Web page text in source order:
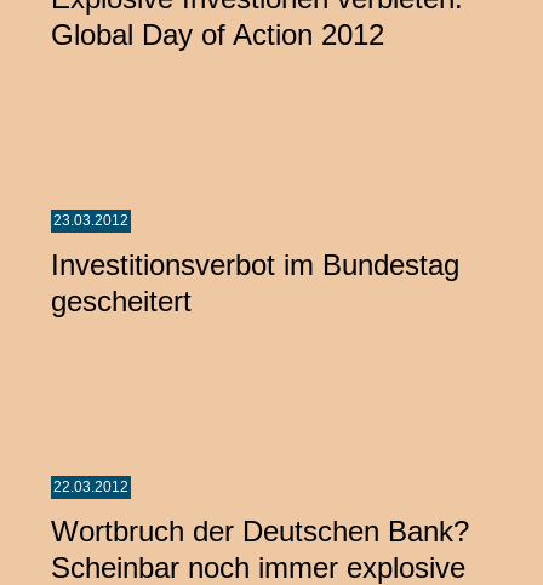
Global Day of Action 2012
23.03.2012
Investitionsverbot im Bundestag
gescheitert
22.03.2012
Wortbruch der Deutschen Bank?
Scheinbar noch immer explosive